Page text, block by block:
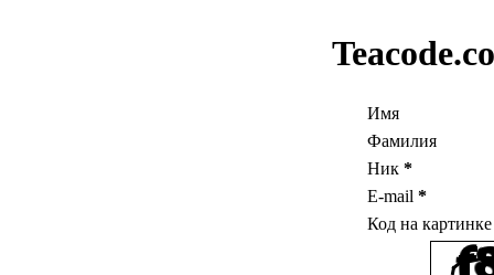
Имя
Фамилия
Ник *
E-mail *
Код на